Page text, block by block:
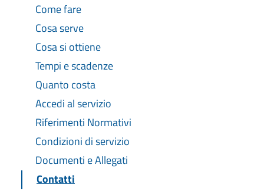
Come fare
Cosa serve
Cosa si ottiene
Tempi e scadenze
Quanto costa
Accedi al servizio
Riferimenti Normativi
Condizioni di servizio
Documenti e Allegati
Contatti